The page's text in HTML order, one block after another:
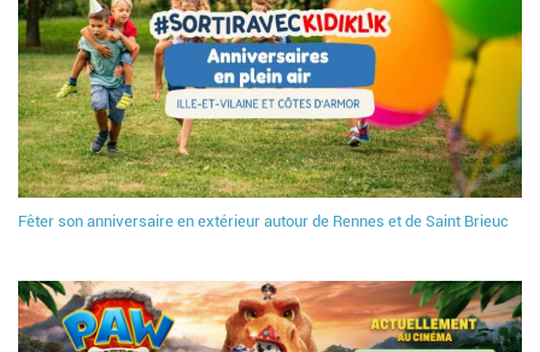
Fêter son anniversaire en extérieur autour de Rennes et de Saint Brieuc